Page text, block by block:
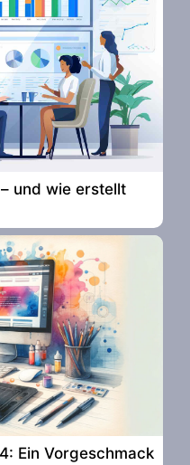
und wie erstellt
Ein Vorgeschmack